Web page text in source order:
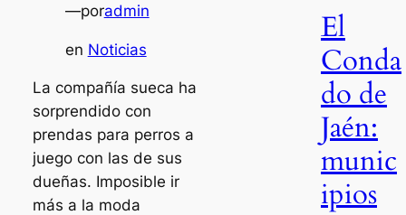
—poradmin
en Noticias
La compañía sueca ha
sorprendido con
prendas para perros a
juego con las de sus
dueñas. Imposible ir
más a la moda
El
Conda
do de
Jaén:
munic
ipios